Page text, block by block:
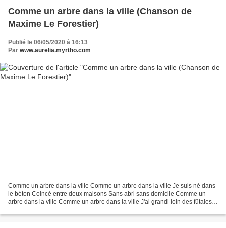
Comme un arbre dans la ville (Chanson de
Maxime Le Forestier)
Publié le 06/05/2020 à 16:13
Par www.aurelia.myrtho.com
Comme un arbre dans la ville Comme un arbre dans la ville Je suis né dans
le béton Coincé entre deux maisons Sans abri sans domicile Comme un
arbre dans la ville Comme un arbre dans la ville J'ai grandi loin des fûtaies